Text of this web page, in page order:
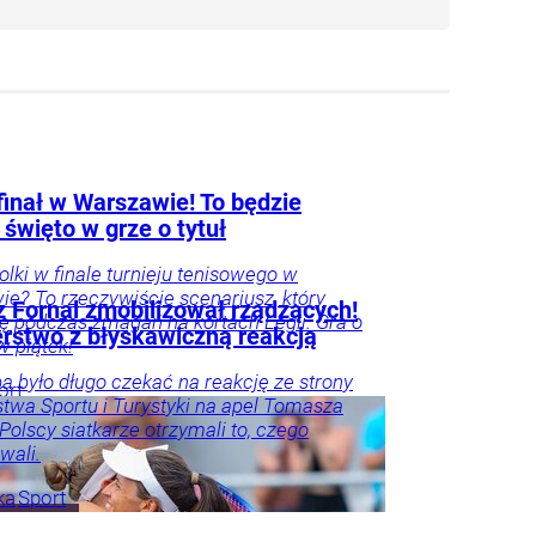
w Warszawie! To będzie
w grze o tytuł
w finale turnieju tenisowego w
To rzeczywiście scenariusz, który
podczas zmagań na kortach Legii. Gra o
piątek!
Fornal zmobilizował rządzących!
z błyskawiczną reakcją
było długo czekać na reakcję ze strony
Sportu i Turystyki na apel Tomasza
siatkarze otrzymali to, czego
Sport